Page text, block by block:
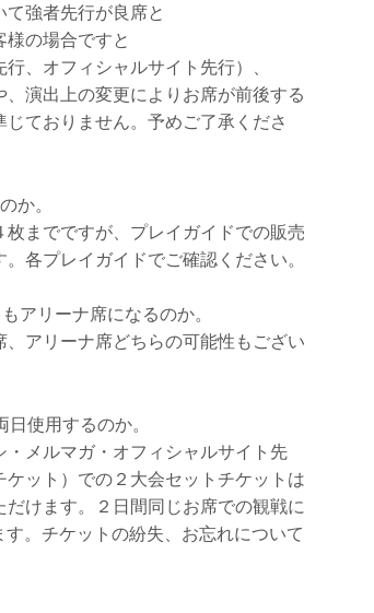
強者先行が良席と
の場合ですと
、オフィシャルサイト先行）、
演出上の変更によりお席が前後する
ておりません。予めご了承くださ
か。
までですが、プレイガイドでの販売
各プレイガイドでご確認ください。
アリーナ席になるのか。
アリーナ席どちらの可能性もござい
使用するのか。
メルマガ・オフィシャルサイト先
ット）での２大会セットチケットは
けます。２日間同じお席での観戦に
。チケットの紛失、お忘れについて